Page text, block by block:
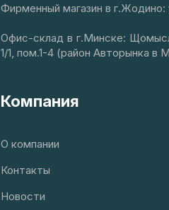
Фирменный магазин в г.Жодино:
Офис-склад в г.Минске:
1/1, пом.1-4 (район Авторынка в
Компания
О компании
Контакты
Новости